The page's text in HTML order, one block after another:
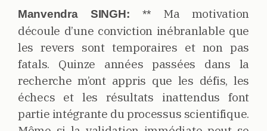
Manvendra SINGH: ** Ma motivation
découle d’une conviction inébranlable que
les revers sont temporaires et non pas
fatals. Quinze années passées dans la
recherche m’ont appris que les défis, les
échecs et les résultats inattendus font
partie intégrante du processus scientifique.